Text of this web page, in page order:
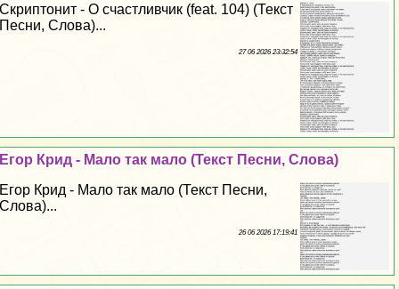
Скриптонит - О счастливчик (feat. 104) (Текст
Песни, Слова)...
27 06 2026 23:32:54
Егор Крид - Мало так мало (Текст Песни, Слова)
Егор Крид - Мало так мало (Текст Песни,
Слова)...
26 06 2026 17:19:41